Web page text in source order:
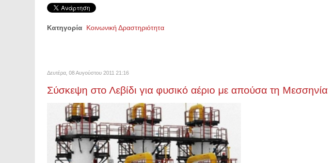
Κατηγορία Κοινωνική Δραστηριότητα
Δευτέρα, 08 Αυγούστου 2011 21:16
Σύσκεψη στο Λεβίδι για φυσικό αέριο με απούσα τη Μεσσηνία